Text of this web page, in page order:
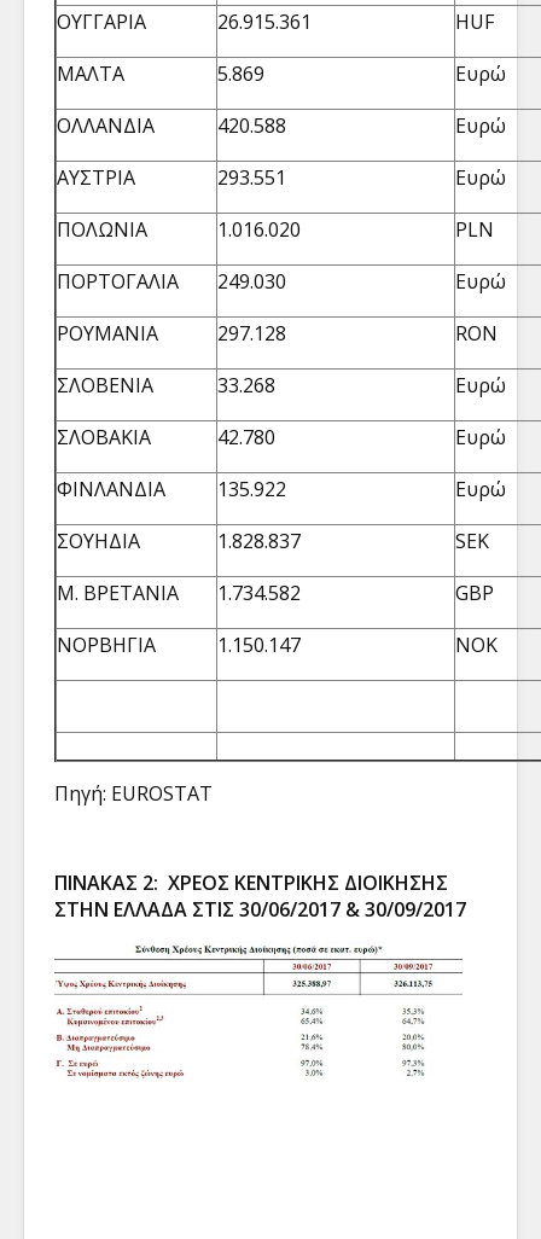
ΟΥΓΓΑΡΙΑ 26.915.361
HUF
ΜΑΛΤΑ
5.869
Ευρώ
ΟΛΛΑΝΔΙΑ
420.588
Ευρώ
ΑΥΣΤΡΙΑ
293.551
Ευρώ
ΠΟΛΩΝΙΑ
1.016.020
PLN
ΠΟΡΤΟΓΑΛΙΑ
249.030
Ευρώ
ΡΟΥΜΑΝΙΑ
297.128
RON
ΣΛΟΒΕΝΙΑ
33.268
Ευρώ
ΣΛΟΒΑΚΙΑ
42.780
Ευρώ
ΦΙΝΛΑΝΔΙΑ
135.922
Ευρώ
ΣΟΥΗΔΙΑ
1.828.837
SEK
Μ. ΒΡΕΤΑΝΙΑ
1.734.582
GBP
ΝΟΡΒΗΓΙΑ
1.150.147 NOK
Πηγή: EUROSTAT
ΠΙΝΑΚΑΣ 2: ΧΡΕΟΣ ΚΕΝΤΡΙΚΗΣ ΔΙΟΙΚΗΣΗΣ
ΣΤΗΝ ΕΛΛΑΔΑ ΣΤΙΣ 30/06/2017 & 30/09/2017